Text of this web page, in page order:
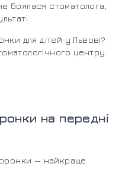
боялася стоматолога,
для дітей у Львові?
центру.
на передні
— найкраще